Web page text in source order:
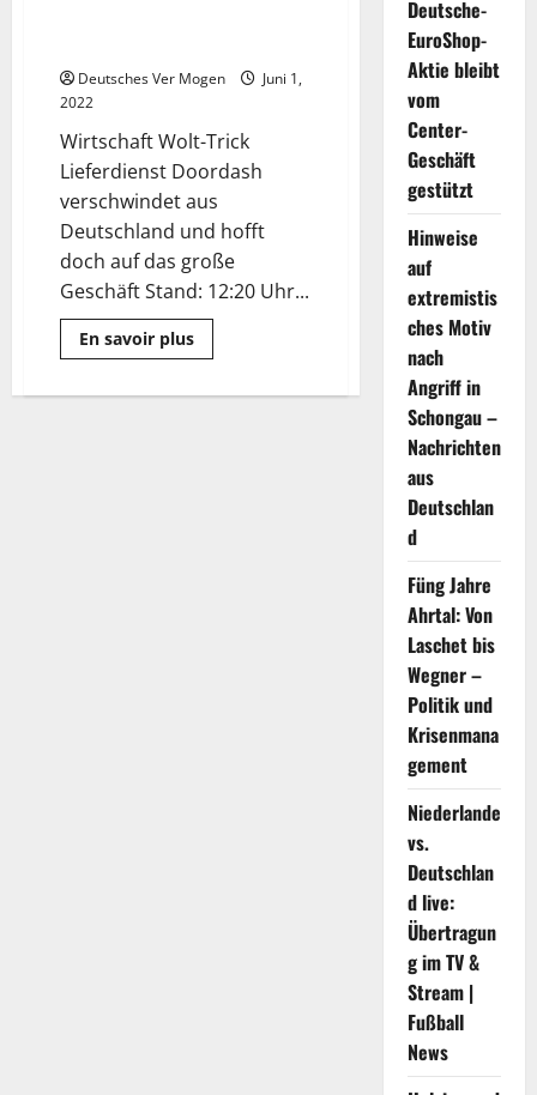
Deutsches Ver Mogen
Juni 1,
2022
Wirtschaft Wolt-Trick
Lieferdienst Doordash
verschwindet aus
Deutschland und hofft
doch auf das große
Geschäft Stand: 12:20 Uhr...
En savoir plusMehr
Informationen
Lieferdienst
Deutsche-
EuroShop-
Aktie bleibt
vom
Center-
Geschäft
gestützt
Hinweise
auf
extremistis
ches Motiv
nach
Angriff in
Schongau –
Nachrichten
aus
Deutschlan
d
Füng Jahre
Ahrtal: Von
Laschet bis
Wegner –
Politik und
Krisenmana
gement
Niederlande
vs.
Deutschlan
d live:
Übertragun
g im TV &
Stream |
Fußball
News